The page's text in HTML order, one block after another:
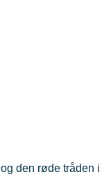
den røde tråden i